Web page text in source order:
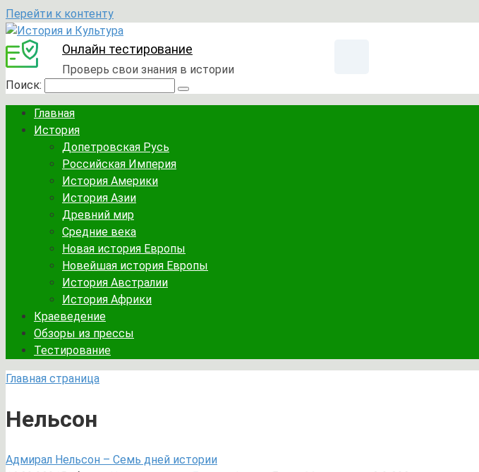
Перейти к контенту
Онлайн тестирование
Проверь свои знания в истории
Поиск:
Главная
История
Допетровская Русь
Российская Империя
История Америки
История Азии
Древний мир
Средние века
Новая история Европы
Новейшая история Европы
История Австралии
История Африки
Краеведение
Обзоры из прессы
Тестирование
Главная страница
Нельсон
Адмирал Нельсон – Семь дней истории